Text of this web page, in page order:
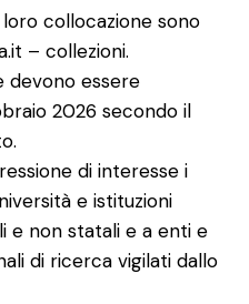
collocazione sono
– collezioni.
devono essere
2026 secondo il
di interesse i
e istituzioni
e non statali e a enti e
di ricerca vigilati dallo